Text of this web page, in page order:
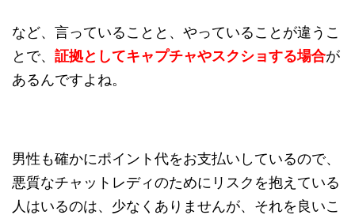
など、言っていることと、やっていることが違うこ
とで、 証拠としてキャプチャやスクショする場合が
あるんですよね。
男性も確かにポイント代をお支払いしているので、
悪質なチャットレディのためにリスクを抱えている
人はいるのは、少なくありませんが、それを良いこ